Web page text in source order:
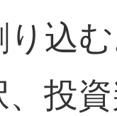
り込
投